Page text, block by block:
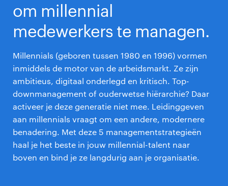
over randstad
om millennial
medewerkers te managen.
Millennials (geboren tussen 1980 en 1996) vormen
inmiddels de motor van de arbeidsmarkt. Ze zijn
ambitieus, digitaal onderlegd en kritisch. Top-
downmanagement of ouderwetse hiërarchie? Daar
activeer je deze generatie niet mee. Leidinggeven
aan millennials vraagt om een andere, modernere
benadering. Met deze 5 managementstrategieën
haal je het beste in jouw millennial-talent naar
boven en bind je ze langdurig aan je organisatie.